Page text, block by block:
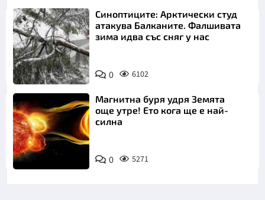
Синоптиците: Арктически студ
атакува Балканите. Фалшивата
зима идва със сняг у нас
0 6102
Магнитна буря удря Земята
още утре! Ето кога ще е най-
силна
0 5271